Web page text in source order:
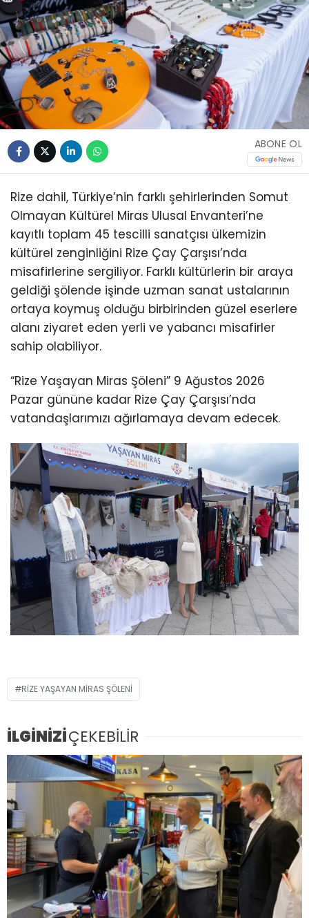
ABONE OL
Rize dahil, Türkiye’nin farklı şehirlerinden Somut
Olmayan Kültürel Miras Ulusal Envanteri’ne
kayıtlı toplam 45 tescilli sanatçısı ülkemizin
kültürel zenginliğini Rize Çay Çarşısı’nda
misafirlerine sergiliyor. Farklı kültürlerin bir araya
geldiği şölende işinde uzman sanat ustalarının
ortaya koymuş olduğu birbirinden güzel eserlere
alanı ziyaret eden yerli ve yabancı misafirler
sahip olabiliyor.
“Rize Yaşayan Miras Şöleni” 9 Ağustos 2026
Pazar gününe kadar Rize Çay Çarşısı’nda
vatandaşlarımızı ağırlamaya devam edecek.
RİZE YAŞAYAN MİRAS ŞÖLENİ
İLGİNİZİÇEKEBİLİR